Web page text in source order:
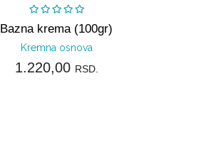
Bazna krema (100gr)
Kremna osnova
1.220,00 RSD.